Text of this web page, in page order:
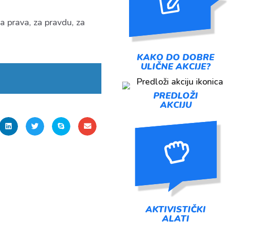
prava, za pravdu, za
KAKO DO DOBRE
ULIČNE AKCIJE?
PREDLOŽI
AKCIJU
AKTIVISTIČKI
ALATI